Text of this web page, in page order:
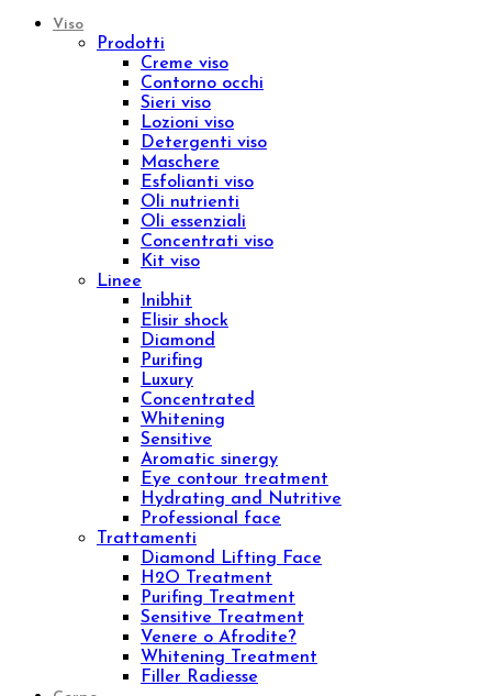
Fragilità capillare
Gambe leggere
Epilazione
Proteggere
Scolpire
Ridurre
Visualizza tutto
La tua pelle
Pelle secca
Pelle sensibile
Pelle matura
Pelle grassa
Tecnologie
Beauty & Wellness
Medical Technology
Ebook e Video Corsi
ID 16301 – Sales Specialist da remoto
ID 15001 – Logica e Calcolo per la Valutazione
dei Bonus Digitali
Chroma Consulting
Marketplace
Ristorazione
Prodotti
Creme viso
Contorno occhi
Sieri viso
Lozioni viso
Detergenti viso
Maschere
Esfolianti viso
Oli nutrienti